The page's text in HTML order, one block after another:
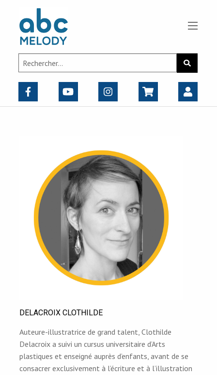
Search
for:
DELACROIX CLOTHILDE
Auteure-illustratrice de grand talent, Clothilde
Delacroix a suivi un cursus universitaire d’Arts
plastiques et enseigné auprès d’enfants, avant de se
consacrer exclusivement à l’écriture et à l’illustration
Panneau de gestion des cookies